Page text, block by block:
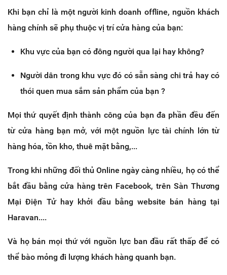
Khi bạn chỉ là một người kinh doanh offline, nguồn khách
hàng chính sẽ phụ thuộc vị trí cửa hàng của bạn:
Khu vực của bạn có đông người qua lại hay không?
Người dân trong khu vực đó có sẵn sàng chi trả hay có
thói quen mua sắm sản phẩm của bạn ?
Mọi thứ quyết định thành công của bạn đa phần đều đến
từ cửa hàng bạn mở, với một nguồn lực tài chính lớn từ
hàng hóa, tồn kho, thuê mặt bằng,...
Trong khi những đối thủ Online ngày càng nhiều, họ có thể
bắt đầu bằng cửa hàng trên Facebook, trên Sàn Thương
Mại Điện Tử hay khởi đầu bằng website bán hàng tại
Haravan....
Và họ bán mọi thứ với nguồn lực ban đầu rất thấp để có
thể bào mỏng đi lượng khách hàng quanh bạn.